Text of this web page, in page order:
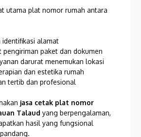
utama plat nomor rumah antara
identifikasi alamat
pengiriman paket dan dokumen
darurat menemukan lokasi
dan estetika rumah
tertib dan profesional
jasa cetak plat nomor
Talaud yang berpengalaman,
hasil yang fungsional